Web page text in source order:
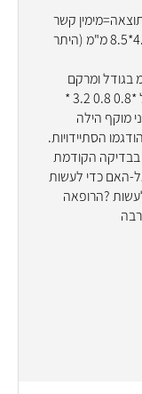
והתוצאה=מימין קשר
היפואקואי קטן ומצד שמאל קשר איזואקואי 4.5*8.5 מ"מ (היתר
ימנית 1.2 1.2 * 4 * ס"מ בגודל ומרקם
תקינים בלי הסתיידויות. אונה שמאלית: בגודל *0.8 0.8 3.2 *
מוקף הילה
הודגמו הסתיידויות.
בצד ימין בבדיקה הקודמת
האם כדי לעשות
?הרופאה